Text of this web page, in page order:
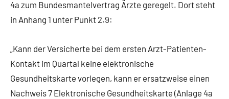
4a zum Bundesmantelvertrag Ärzte geregelt. Dort steht
in Anhang 1 unter Punkt 2.9:
„Kann der Versicherte bei dem ersten Arzt-Patienten-
Kontakt im Quartal keine elektronische
Gesundheitskarte vorlegen, kann er ersatzweise einen
Nachweis 7 Elektronische Gesundheitskarte (Anlage 4a